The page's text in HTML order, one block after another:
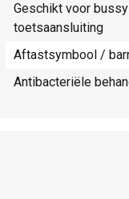
Geschikt voor
toetsaansluiting
Aftastsymbool /
Antibacteriële